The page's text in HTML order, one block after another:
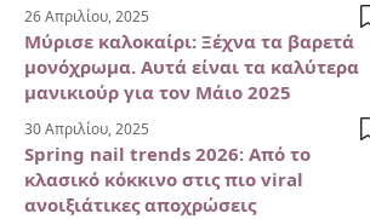
26 Απριλίου, 2025
Μύρισε καλοκαίρι: Ξέχνα τα βαρετά
μονόχρωμα. Αυτά είναι τα καλύτερα
μανικιούρ για τον Μάιο 2025
30 Απριλίου, 2025
Spring nail trends 2026: Από το
κλασικό κόκκινο στις πιο viral
ανοιξιάτικες αποχρώσεις